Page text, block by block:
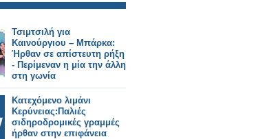
Τσιμτσιλή για
Καινούργιου – Μπάρκα:
Ήρθαν σε απίστευτη ρήξη
- Περίμεναν η μία την άλλη
στη γωνία
Κατεχόμενο λιμάνι
Κερύνειας:Παλιές
σιδηροδρομικές γραμμές
ήρθαν στην επιφάνεια